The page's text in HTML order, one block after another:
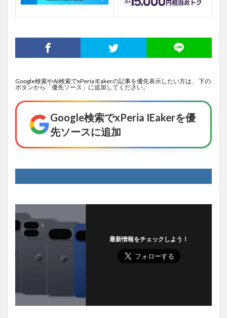
Google検索やAI検索でxPeria IEakerの記事を優先表示したい方は、 下の
ボタンから「優先ソース」に追加してください。
Google検索でxPeria IEakerを優
先ソースに追加
最新情報をチェックしよう！